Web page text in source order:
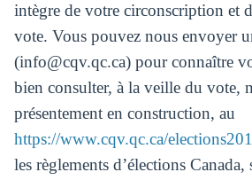
intègre de votre circonscription et
vote. Vous pouvez nous envoyer
(info@cqv.qc.ca) pour connaître
bien consulter, à la veille du vote,
présentement en construction, au
https://www.cqv.qc.ca/
les règlements d’élections Canada,